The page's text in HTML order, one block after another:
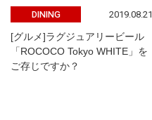
DINING 2019.08.21
[グルメ]ラグジュアリービール
「ROCOCO Tokyo WHITE」を
ご存じですか？